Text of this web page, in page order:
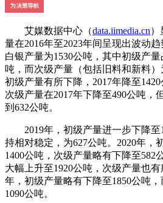
艾媒数据中心（data.iimedia.cn）
量在2016年至2023年间呈现出波动
白银产量为1530公吨，其中初级产
吨，而次级产量（包括旧料和新料）
初级产量有所下降，2017年降至1420
次级产量在2017年下降至490公吨，
到632公吨。
2019年，初级产量进一步下降至
持相对稳定，为627公吨。2020年，
1400公吨，次级产量略有下降至582
大幅上升至1920公吨，次级产量也
年，初级产量略有下降至1850公吨
1090公吨。